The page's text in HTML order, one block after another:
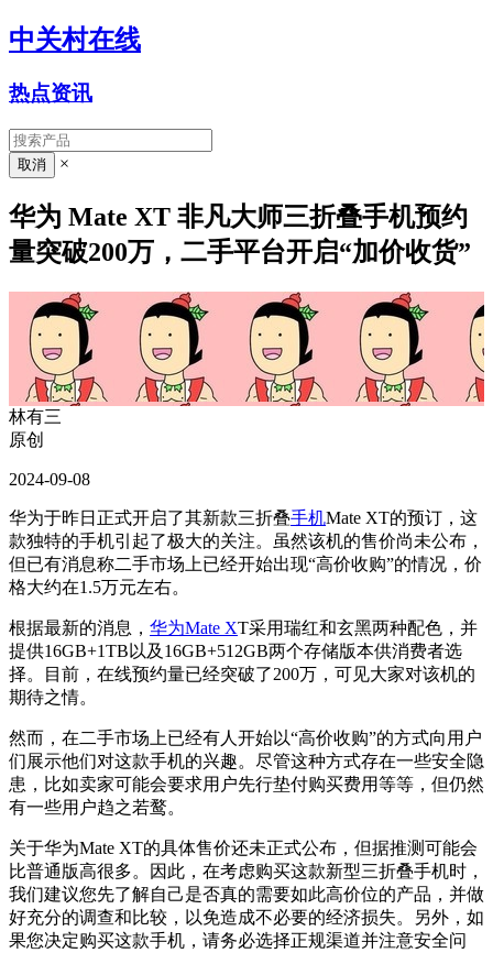
中关村在线
热点资讯
×
华为 Mate XT 非凡大师三折叠手机预约
量突破200万，二手平台开启“加价收货”
林有三
原创
2024-09-08
华为于昨日正式开启了其新款三折叠手机Mate XT的预订，这
款独特的手机引起了极大的关注。虽然该机的售价尚未公布，
但已有消息称二手市场上已经开始出现“高价收购”的情况，价
格大约在1.5万元左右。
根据最新的消息， 华为Mate XT采用瑞红和玄黑两种配色，并
提供16GB+1TB以及16GB+512GB两个存储版本供消费者选
择。目前，在线预约量已经突破了200万，可见大家对该机的
期待之情。
然而，在二手市场上已经有人开始以“高价收购”的方式向用户
们展示他们对这款手机的兴趣。尽管这种方式存在一些安全隐
患，比如卖家可能会要求用户先行垫付购买费用等等，但仍然
有一些用户趋之若鹜。
关于华为Mate XT的具体售价还未正式公布，但据推测可能会
比普通版高很多。因此，在考虑购买这款新型三折叠手机时，
我们建议您先了解自己是否真的需要如此高价位的产品，并做
好充分的调查和比较，以免造成不必要的经济损失。另外，如
果您决定购买这款手机，请务必选择正规渠道并注意安全问